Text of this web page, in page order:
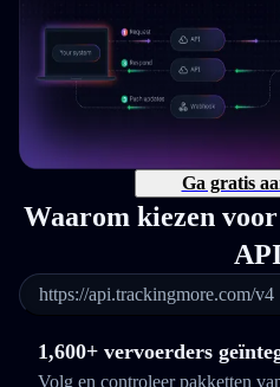
Ga gratis
Waarom kiezen
https://api.trackingmore.com/v4
1,600+ vervoerders
Volg en controleer pakketten